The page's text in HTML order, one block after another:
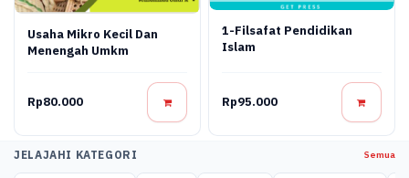
Usaha Mikro Kecil Dan
Menengah Umkm
Rp80.000
1-Filsafat Pendidikan
Islam
Rp95.000
JELAJAHI KATEGORI Semua